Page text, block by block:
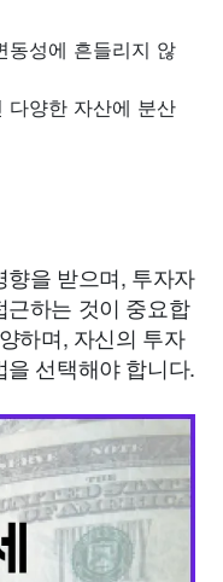
동성에 흔들리지 않
다양한 자산에 분산
을 받으며, 투자자
하는 것이 중요합
하며, 자신의 투자
선택해야 합니다.